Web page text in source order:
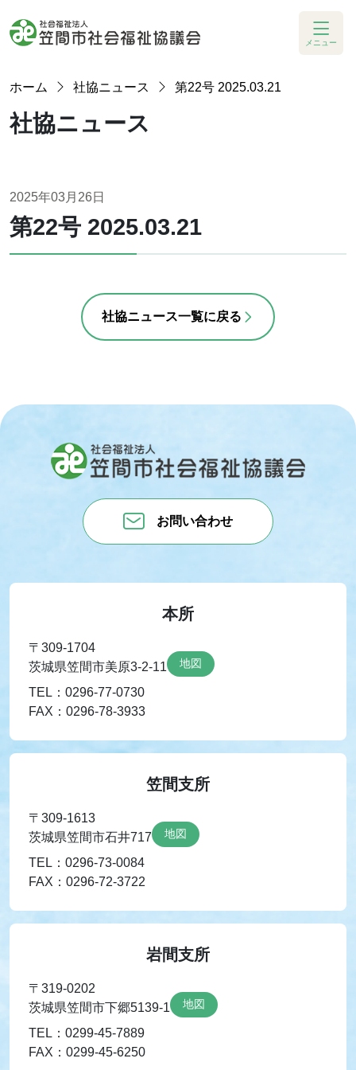
メニュー
ホーム 社協ニュース 第22号 2025.03.21
社協ニュース
2025年03月26日
第22号 2025.03.21
社協ニュース一覧に戻る
お問い合わせ
本所
〒309-1704
茨城県笠間市美原3-2-11
地図
TEL：0296-77-0730
FAX：0296-78-3933
笠間支所
〒309-1613
茨城県笠間市石井717
地図
TEL：0296-73-0084
FAX：0296-72-3722
岩間支所
〒319-0202
茨城県笠間市下郷5139-1
地図
TEL：0299-45-7889
FAX：0299-45-6250